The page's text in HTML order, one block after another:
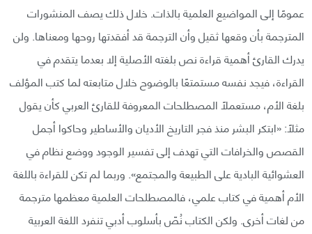
عمومًا إلى المواضيع العلمية بالذات. خلال ذلك يصف المنشورات
المترجمة بأن وقعها ثقيل وأن الترجمة قد أفقدتها روحها ومعناها. ولن
يدرك القارئ أهمية قراءة نص بلغته الأصلية إلا بعدما يتقدم في
القراءة، فيجد نفسه مستمتعًا بالوضوح خلال متابعته لما كتب المؤلف
بلغة الأم، مستعملًا المصطلحات المعروفة للقارئ العربي كأن يقول
مثلًا: «ابتكر البشر منذ فجر التاريخ الأديان والأساطير وحاكوا أجمل
القصص والخرافات التي تهدف إلى تفسير الوجود ووضع نظام في
العشوائية البادية على الطبيعة والمجتمع». وربما لم تكن للقراءة باللغة
الأم أهمية في كتاب علمي، فالمصطلحات العلمية معظمها مترجمة
من لغات أخرى. ولكن الكتاب نُصّ بأسلوب أدبي تنفرد اللغة العربية